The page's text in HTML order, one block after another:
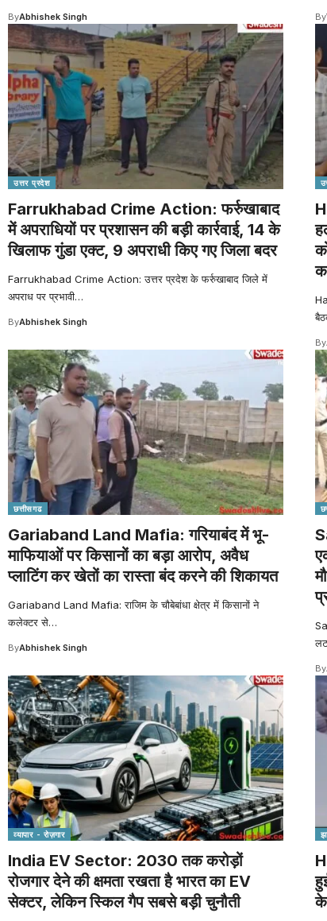
ByAbhishek Singh By
उत्तर प्रदेश
Farrukhabad Crime Action: फर्रुखाबाद
में अपराधियों पर प्रशासन की बड़ी कार्रवाई, 14 के
खिलाफ गुंडा एक्ट, 9 अपराधी किए गए जिला बदर
Farrukhabad Crime Action: उत्तर प्रदेश के फर्रुखाबाद जिले में
अपराध पर प्रभावी…
ByAbhishek Singh
By
छत्तीसगढ
Gariaband Land Mafia: गरियाबंद में भू-
माफियाओं पर किसानों का बड़ा आरोप, अवैध
प्लाटिंग कर खेतों का रास्ता बंद करने की शिकायत
Gariaband Land Mafia: राजिम के चौबेबांधा क्षेत्र में किसानों ने
कलेक्टर से…
ByAbhishek Singh
By
व्यापार - रोज़गार
India EV Sector: 2030 तक करोड़ों
रोजगार देने की क्षमता रखता है भारत का EV
सेक्टर, लेकिन स्किल गैप सबसे बड़ी चुनौती
के